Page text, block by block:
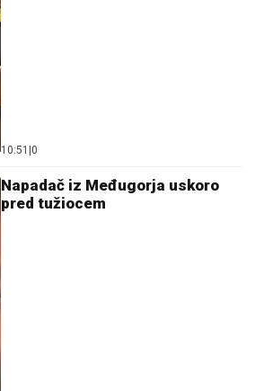
10:51 0
Napadač iz Međugorja uskoro
pred tužiocem